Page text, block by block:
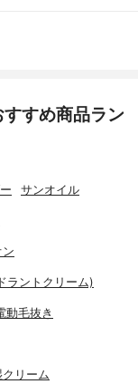
すめ商品ラン
サンオイル
ラントクリーム)
動毛抜き
リーム